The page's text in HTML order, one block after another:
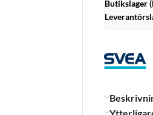
Butikslager